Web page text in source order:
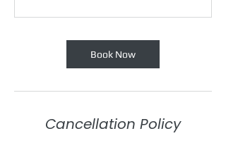
Book Now
Cancellation Policy